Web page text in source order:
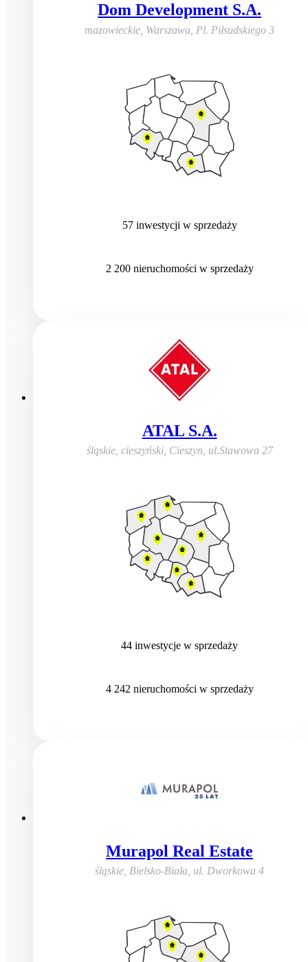
Dom Development S.A.
mazowieckie, Warszawa Pl. Piłsudskiego 3
57 inwestycji w sprzedaży
2 200 nieruchomości w sprzedaży
ATAL S.A.
śląskie, cieszyński, Cieszyn ul.Stawowa 27
44 inwestycje w sprzedaży
4 242 nieruchomości w sprzedaży
Murapol Real Estate
śląskie, Bielsko-Biała ul. Dworkowa 4